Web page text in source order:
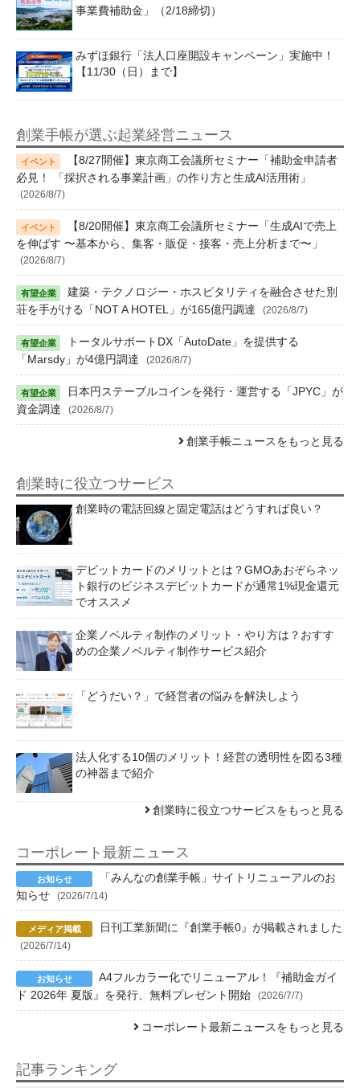
事業費補助金」（2/18締切）
みずほ銀行「法人口座開設キャンペーン」実施中！
【11/30（日）まで】
創業手帳が選ぶ起業経営ニュース
【8/27開催】東京商工会議所セミナー「補助金申請者
必見！ 「採択される事業計画」の作り方と生成AI活用術」
(2026/8/7)
【8/20開催】東京商工会議所セミナー「生成AIで売上
を伸ばす 〜基本から、集客・販促・接客・売上分析まで〜」
(2026/8/7)
建築・テクノロジー・ホスピタリティを融合させた別
荘を手がける「NOT A HOTEL」が165億円調達
(2026/8/7)
トータルサポートDX「AutoDate」を提供する
「Marsdy」が4億円調達
(2026/8/7)
日本円ステーブルコインを発行・運営する「JPYC」が
資金調達
(2026/8/7)
創業手帳ニュースをもっと見る
創業時に役立つサービス
創業時の電話回線と固定電話はどうすれば良い？
デビットカードのメリットとは？GMOあおぞらネッ
ト銀行のビジネスデビットカードが通常1%現金還元
でオススメ
企業ノベルティ制作のメリット・やり方は？おすす
めの企業ノベルティ制作サービス紹介
「どうだい？」で経営者の悩みを解決しよう
法人化する10個のメリット！経営の透明性を図る3種
の神器まで紹介
創業時に役立つサービスをもっと見る
コーポレート最新ニュース
「みんなの創業手帳」サイトリニューアルのお
知らせ
(2026/7/14)
日刊工業新聞に『創業手帳0』が掲載されました
(2026/7/14)
A4フルカラー化でリニューアル！『補助金ガイ
ド 2026年 夏版』を発行、無料プレゼント開始
(2026/7/7)
コーポレート最新ニュースをもっと見る
記事ランキング